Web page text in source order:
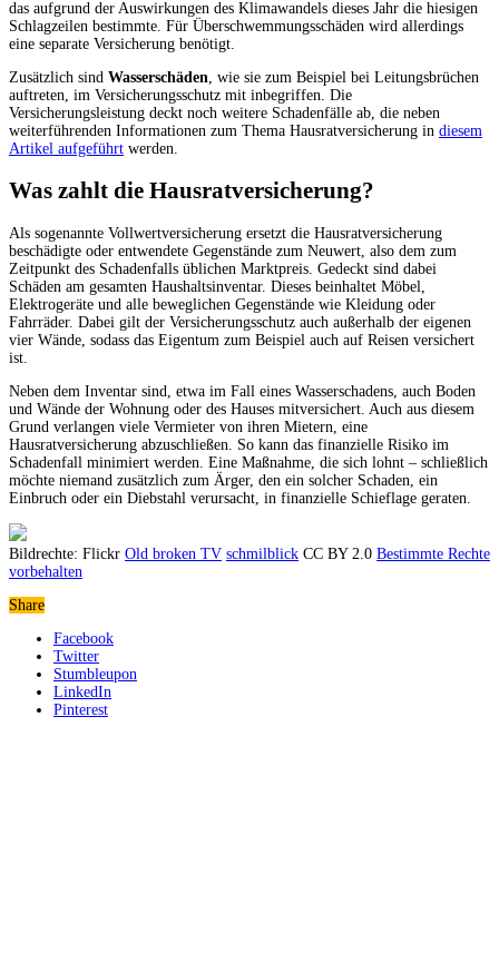
das aufgrund der Auswirkungen des Klimawandels dieses Jahr die hiesigen
Schlagzeilen bestimmte. Für Überschwemmungsschäden wird allerdings
eine separate Versicherung benötigt.
Zusätzlich sind Wasserschäden , wie sie zum Beispiel bei Leitungsbrüchen
auftreten, im Versicherungsschutz mit inbegriffen. Die
Versicherungsleistung deckt noch weitere Schadenfälle ab, die neben
weiterführenden Informationen zum Thema Hausratversicherung in diesem
Artikel aufgeführt werden.
Was zahlt die Hausratversicherung?
Als sogenannte Vollwertversicherung ersetzt die Hausratversicherung
beschädigte oder entwendete Gegenstände zum Neuwert, also dem zum
Zeitpunkt des Schadenfalls üblichen Marktpreis. Gedeckt sind dabei
Schäden am gesamten Haushaltsinventar. Dieses beinhaltet Möbel,
Elektrogeräte und alle beweglichen Gegenstände wie Kleidung oder
Fahrräder. Dabei gilt der Versicherungsschutz auch außerhalb der eigenen
vier Wände, sodass das Eigentum zum Beispiel auch auf Reisen versichert
ist.
Neben dem Inventar sind, etwa im Fall eines Wasserschadens, auch Boden
und Wände der Wohnung oder des Hauses mitversichert. Auch aus diesem
Grund verlangen viele Vermieter von ihren Mietern, eine
Hausratversicherung abzuschließen. So kann das finanzielle Risiko im
Schadenfall minimiert werden. Eine Maßnahme, die sich lohnt – schließlich
möchte niemand zusätzlich zum Ärger, den ein solcher Schaden, ein
Einbruch oder ein Diebstahl verursacht, in finanzielle Schieflage geraten.
Bildrechte: Flickr Old broken TV schmilblick CC BY 2.0 Bestimmte Rechte
vorbehalten
Share
Facebook
Twitter
Stumbleupon
LinkedIn
Pinterest